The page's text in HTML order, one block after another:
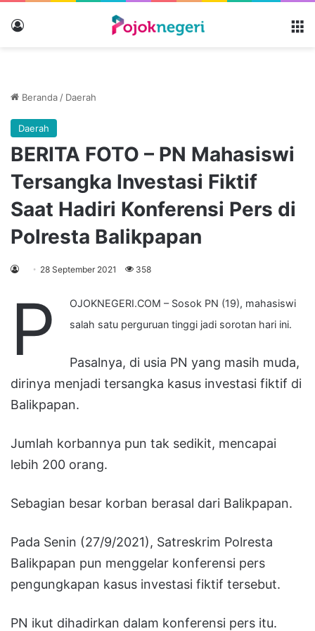
Beranda / Daerah
Daerah
BERITA FOTO – PN Mahasiswi
Tersangka Investasi Fiktif
Saat Hadiri Konferensi Pers di
Polresta Balikpapan
28 September 2021 358
P
OJOKNEGERI.COM – Sosok PN (19), mahasiswi
salah satu perguruan tinggi jadi sorotan hari ini.
Pasalnya, di usia PN yang masih muda,
dirinya menjadi tersangka kasus investasi fiktif di
Balikpapan.
Jumlah korbannya pun tak sedikit, mencapai
lebih 200 orang.
Sebagian besar korban berasal dari Balikpapan.
Pada Senin (27/9/2021), Satreskrim Polresta
Balikpapan pun menggelar konferensi pers
pengungkapan kasus investasi fiktif tersebut.
PN ikut dihadirkan dalam konferensi pers itu.